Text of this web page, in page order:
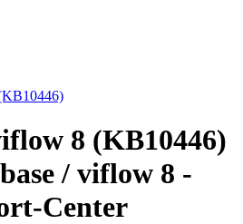
8 (KB10446)
/ viflow 8 -
Center